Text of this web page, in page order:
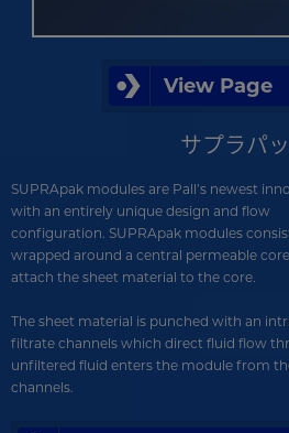
View Page
サプラパ
SUPRApak modules are Pall’s newest
with an entirely unique design and flow
configuration. SUPRApak modules
wrapped around a central permeable
attach the sheet material to the core.
The sheet material is punched with an
filtrate channels which direct fluid flow
unfiltered fluid enters the module from
channels.